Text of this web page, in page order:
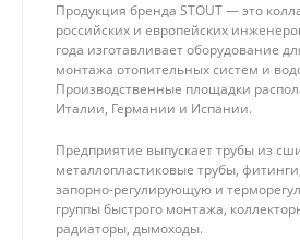
Продукция бренда STOUT — это
российских и европейских
года изготавливает оборудование
монтажа отопительных систем и
Производственные площадки
Италии, Германии и Испании.
Предприятие выпускает трубы из
металлопластиковые трубы,
запорно-регулирующую и
группы быстрого монтажа,
радиаторы, дымоходы.